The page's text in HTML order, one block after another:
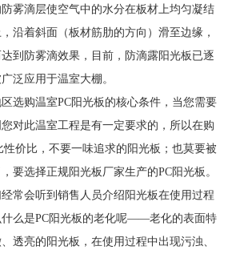
雾滴层使空气中的水分在板材上均匀凝结
沿着斜面（板材筋肋的方向）滑至边缘，
到防雾滴效果，目前，防滴露阳光板已逐
泛应用于温室大棚。
区选购温室PC阳光板的核心条件，当您需要
对此温室工程是有一定要求的，所以在购
性价比，不要一味追求的阳光板；也莫要被
要选择正规阳光板厂家生产的PC阳光板。
常会听到销售人员介绍阳光板在使用过程
么是PC阳光板的老化呢——老化的表面特
透亮的阳光板，在使用过程中出现污浊、